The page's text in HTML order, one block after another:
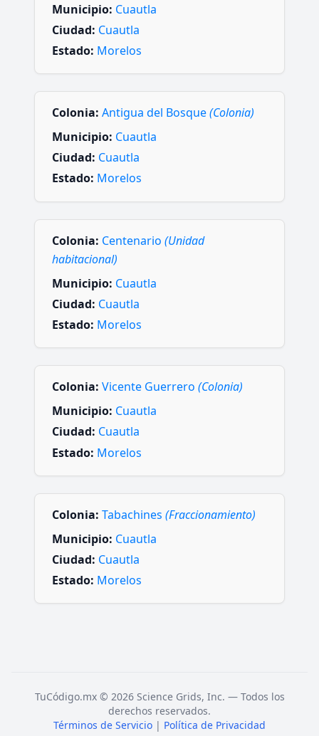
Municipio: Cuautla
Ciudad: Cuautla
Estado: Morelos
Colonia: Antigua del Bosque(Colonia)
Municipio: Cuautla
Ciudad: Cuautla
Estado: Morelos
Colonia: Centenario (Unidad
habitacional)
Municipio: Cuautla
Ciudad: Cuautla
Estado: Morelos
Colonia: Vicente Guerrero (Colonia)
Municipio: Cuautla
Ciudad: Cuautla
Estado: Morelos
Colonia: Tabachines (Fraccionamiento)
Municipio: Cuautla
Ciudad: Cuautla
Estado: Morelos
TuCódigo.mx © 2026 Science Grids, Inc. — Todos los
derechos reservados.
Términos de Servicio | Política de Privacidad